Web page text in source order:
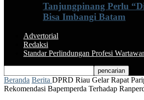
Tanjungpinang Perlu
Bisa Imbangi Batam
Advertorial
Redaksi
Standar Perlindungan Profesi
Beranda Berita DPRD Riau Gelar Rapat
Rekomendasi Bapemperda Terhadap